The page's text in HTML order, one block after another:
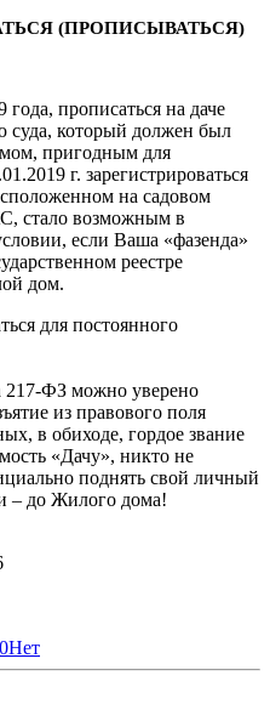
(ПРОПИСЫВАТЬСЯ)
прописаться на даче
который должен был
пригодным для
г. зарегистрироваться
на садовом
стало возможным в
если Ваша «фазенда»
реестре
дом.
для постоянного
217-ФЗ можно уверено
из правового поля
в обиходе, гордое звание
«Дачу», никто не
поднять свой личный
– до Жилого дома!
0Нет